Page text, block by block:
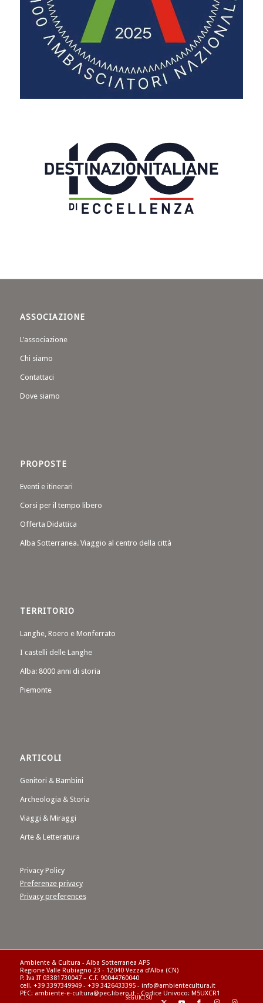
ASSOCIAZIONE
L’associazione
Chi siamo
Contattaci
Dove siamo
PROPOSTE
Eventi e itinerari
Corsi per il tempo libero
Offerta Didattica
Alba Sotterranea. Viaggio al centro della città
TERRITORIO
Langhe, Roero e Monferrato
I castelli delle Langhe
Alba: 8000 anni di storia
Piemonte
ARTICOLI
Genitori & Bambini
Archeologia & Storia
Viaggi & Miraggi
Arte & Letteratura
Privacy Policy
Preferenze privacy
Privacy preferences
Ambiente & Cultura - Alba Sotterranea APS
Regione Valle Rubiagno 23 - 12040 Vezza d’Alba (CN)
P. Iva IT 03381730047 – C.F. 90044760040
cell. +39 3397349949 - +39 3426433395 - info@ambientecultura.it
PEC: ambiente-e-cultura@pec.libero.it - Codice Univoco: M5UXCR1